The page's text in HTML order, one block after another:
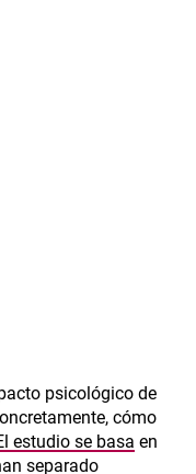
psicológico de
cómo
estudio se basa en
separado